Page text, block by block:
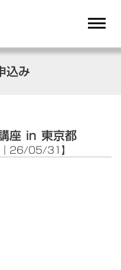
込み
座 in 東京都
｜26/05/31】
dehaze